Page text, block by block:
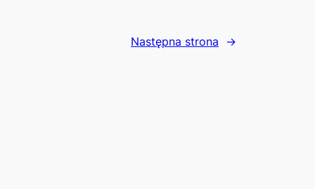
Następna strona →